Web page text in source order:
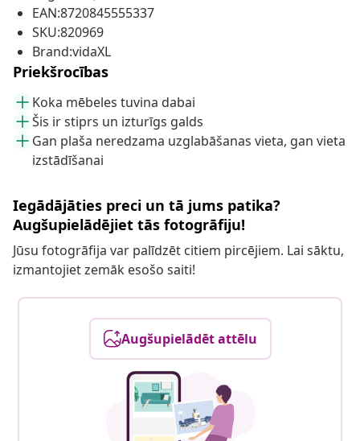
EAN:8720845555337
SKU:820969
Brand:vidaXL
Priekšrocības
Koka mēbeles tuvina dabai
Šis ir stiprs un izturīgs galds
Gan plaša neredzama uzglabāšanas vieta, gan vieta
izstādīšanai
Iegādājāties preci un tā jums patika?
Augšupielādējiet tās fotogrāfiju!
Jūsu fotogrāfija var palīdzēt citiem pircējiem. Lai sāktu,
izmantojiet zemāk esošo saiti!
Augšupielādēt attēlu